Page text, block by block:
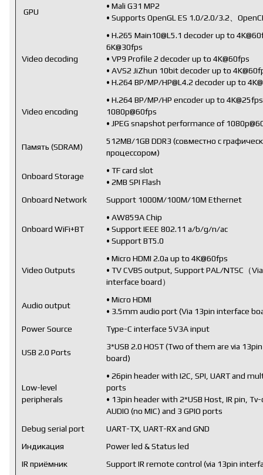
GPU
• Mali G31 MP2
• Supports OpenGL ES 1.0/2.0/3.2、
Video decoding
• H.265 Main10@L5.1 decoder up to
6K@30fps
• VP9 Profile 2 decoder up to 4K@60fps
• AVS2 JiZhun 10bit decoder up to
• H.264 BP/MP/HP@L4.2 decoder up to
Video encoding
• H.264 BP/MP/HP encoder up to
1080p@60fps
• JPEG snapshot performance of
Память (SDRAM)
512MB/1GB DDR3 (совместно с
процессором)
Onboard Storage
• TF card slot
• 2MB SPI Flash
Onboard Network
Support 1000M/100M/10M Ethernet
Onboard WiFi+BT
• AW859A Chip
• Support IEEE 802.11 a/b/g/n/ac
• Support BT5.0
Video Outputs
• Micro HDMI 2.0a up to 4K@60fps
• TV CVBS output, Support PAL/NTSC（
interface board）
Audio output
• Micro HDMI
• 3.5mm audio port (Via 13pin interface
Power Source
Type-C interface 5V3A input
USB 2.0 Ports
3*USB 2.0 HOST (Two of them are via
board)
Low-level
peripherals
• 26pin header with I2C, SPI, UART and
ports
• 13pin header with 2*USB Host, IR pin,
AUDIO (no MIC) and 3 GPIO ports
Debug serial port
UART-TX, UART-RX and GND
Индикация
Power led & Status led
IR приёмник
Support IR remote control (via 13pin